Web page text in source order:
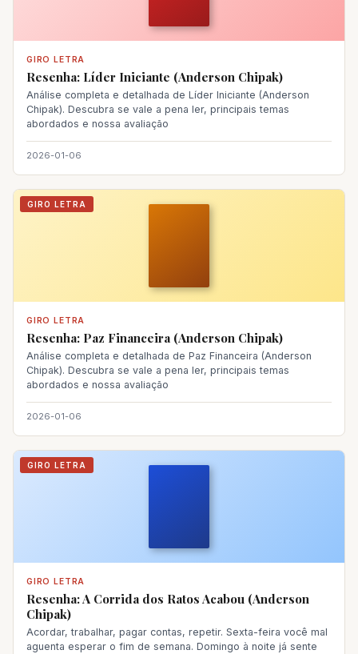
GIRO LETRA
Resenha: Líder Iniciante (Anderson Chipak)
Análise completa e detalhada de Líder Iniciante (Anderson
Chipak). Descubra se vale a pena ler, principais temas
abordados e nossa avaliação
2026-01-06
GIRO LETRA
GIRO LETRA
Resenha: Paz Financeira (Anderson Chipak)
Análise completa e detalhada de Paz Financeira (Anderson
Chipak). Descubra se vale a pena ler, principais temas
abordados e nossa avaliação
2026-01-06
GIRO LETRA
GIRO LETRA
Resenha: A Corrida dos Ratos Acabou (Anderson
Chipak)
Acordar, trabalhar, pagar contas, repetir. Sexta-feira você mal
aguenta esperar o fim de semana. Domingo à noite já sente